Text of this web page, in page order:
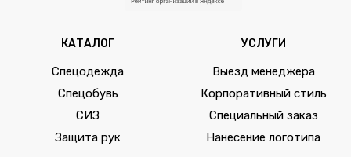
КАТАЛОГ
Спецодежда
Спецобувь
СИЗ
Защита рук
УСЛУГИ
Выезд менеджера
Корпоративный стиль
Специальный заказ
Нанесение логотипа